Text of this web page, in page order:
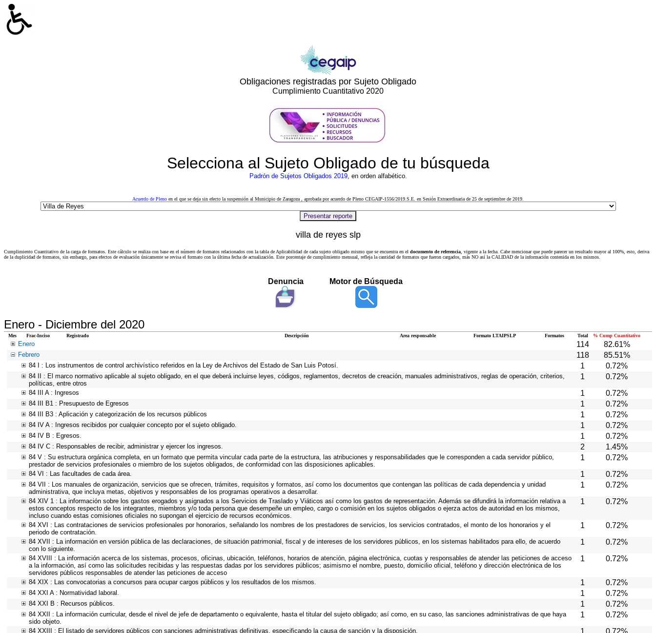
Obligaciones registradas por Sujeto Obligado
Cumplimiento Cuantitativo 2020
Selecciona al Sujeto Obligado de tu búsqueda
Padrón de Sujetos Obligados 2019, en orden alfabético.
Acuerdo de Pleno en el que se deja sin efecto la suspensión al Municipio de Zaragoza , aprobada por acuerdo de Pleno CEGAIP-1556/2019.S.E. en Sesión Extraordinaria de 25 de septiembre de 2019.
villa de reyes slp
Cumplimiento Cuantitativo de la carga de formatos. Este cálculo se realiza con base en el número de formatos relacionados con la tabla de Aplicabilidad de cada sujeto obligado mismo que se encuentra en el documento de referencia , vigente a la fecha. Cabe mencionar que puede parecer un resultado mayor al 100%, esto, deriva
de la duplicidad de formatos, sin embargo, para efectos de evaluación únicamente se revisa el formato con la última fecha de actualización. Este porcentaje de cumplimiento mensual, refleja la cantidad de formatos que fueron cargados, más NO así la CALIDAD de la información contenida en los mismos.
Denuncia Motor de Búsqueda
Enero - Diciembre del 2020
Mes Frac-Inciso Registrado Descripción Area responsable Formato LTAIPSLP Formatos Total % Cump Cuantitativo
Enero 114 82.61%
Febrero 118 85.51%
84 I : Los instrumentos de control archivístico referidos en la Ley de Archivos del Estado de San Luis Potosí. 1 0.72%
84 II : El marco normativo aplicable al sujeto obligado, en el que deberá incluirse leyes, códigos, reglamentos, decretos de creación, manuales administrativos, reglas de operación, criterios,
políticas, entre otros
1 0.72%
84 III A : Ingresos 1 0.72%
84 III B1 : Presupuesto de Egresos 1 0.72%
84 III B3 : Aplicación y categorización de los recursos públicos 1 0.72%
84 IV A : Ingresos recibidos por cualquier concepto por el sujeto obligado. 1 0.72%
84 IV B : Egresos. 1 0.72%
84 IV C : Responsables de recibir, administrar y ejercer los ingresos. 2 1.45%
84 V : Su estructura orgánica completa, en un formato que permita vincular cada parte de la estructura, las atribuciones y responsabilidades que le corresponden a cada servidor público,
prestador de servicios profesionales o miembro de los sujetos obligados, de conformidad con las disposiciones aplicables.
1 0.72%
84 VI : Las facultades de cada área. 1 0.72%
84 VII : Los manuales de organización, servicios que se ofrecen, trámites, requisitos y formatos, así como los documentos que contengan las políticas de cada dependencia y unidad
administrativa, que incluya metas, objetivos y responsables de los programas operativos a desarrollar.
1 0.72%
84 XIV 1 : La información sobre los gastos erogados y asignados a los Servicios de Traslado y Viáticos así como los gastos de representación. Además se difundirá la información relativa a
estos conceptos respecto de los integrantes, miembros y/o toda persona que desempeñe un empleo, cargo o comisión en los sujetos obligados o ejerza actos de autoridad en los mismos,
incluso cuando estas comisiones oficiales no supongan el ejercicio de recursos económicos.
1 0.72%
84 XVI : Las contrataciones de servicios profesionales por honorarios, señalando los nombres de los prestadores de servicios, los servicios contratados, el monto de los honorarios y el
periodo de contratación.
1 0.72%
84 XVII : La información en versión pública de las declaraciones, de situación patrimonial, fiscal y de intereses de los servidores públicos, en los sistemas habilitados para ello, de acuerdo
con lo siguiente.
1 0.72%
84 XVIII : La información acerca de los sistemas, procesos, oficinas, ubicación, teléfonos, horarios de atención, página electrónica, cuotas y responsables de atender las peticiones de acceso
a la información, así como las solicitudes recibidas y las respuestas dadas por los servidores públicos; asimismo el nombre, puesto, domicilio oficial, teléfono y dirección electrónica de los
servidores públicos responsables de atender las peticiones de acceso
1 0.72%
84 XIX : Las convocatorias a concursos para ocupar cargos públicos y los resultados de los mismos. 1 0.72%
84 XXI A : Normatividad laboral. 1 0.72%
84 XXI B : Recursos públicos. 1 0.72%
84 XXII : La información curricular, desde el nivel de jefe de departamento o equivalente, hasta el titular del sujeto obligado; así como, en su caso, las sanciones administrativas de que haya
sido objeto.
1 0.72%
84 XXIII : El listado de servidores públicos con sanciones administrativas definitivas, especificando la causa de sanción y la disposición. 1 0.72%